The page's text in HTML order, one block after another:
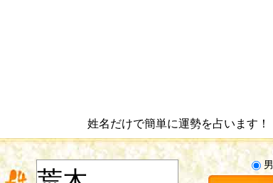
姓名だけで簡単に運勢を占います！
男